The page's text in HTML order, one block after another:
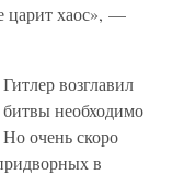
царит хаос», —
возглавил
необходимо
очень скоро
в